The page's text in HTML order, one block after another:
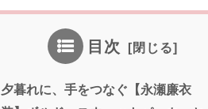
目次
夕暮れに、手をつなぐ【永瀬廉衣